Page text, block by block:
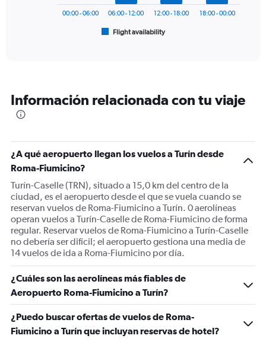
categories.
The
Y
axis
displaying
Number
of
flights.
Range:
0
to
75.
Flight availability
00:00 - 06:00 06:00 - 12:00 12:00 - 18:00 18:00 - 00:00
Información relacionada con tu viaje
¿A qué aeropuerto llegan los vuelos a Turín desde
Roma-Fiumicino?
Turín-Caselle (TRN), situado a 15,0 km del centro de la
ciudad, es el aeropuerto desde el que se vuela cuando se
reservan vuelos de Roma-Fiumicino a Turín. 0 aerolíneas
operan vuelos a Turín-Caselle de Roma-Fiumicino de forma
regular. Reservar vuelos de Roma-Fiumicino a Turín-Caselle
no debería ser difícil; el aeropuerto gestiona una media de
14 vuelos de ida a Roma-Fiumicino por día.
¿Cuáles son las aerolíneas más fiables de
Aeropuerto Roma-Fiumicino a Turín?
¿Puedo buscar ofertas de vuelos de Roma-
Fiumicino a Turín que incluyan reservas de hotel?